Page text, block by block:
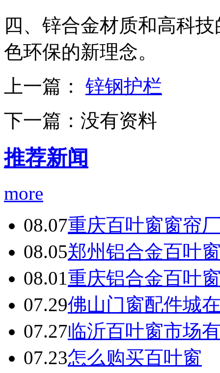
四、锌合金材质和高科
色环保的新理念。
上一篇： 锌钢护栏
下一篇： 没有资料
推荐新闻
more
08.07重庆百叶窗窗帘
08.05郑州铝合金百叶
08.01重庆铝合金百叶
07.29佛山门窗配件城
07.27临沂百叶窗市场
07.23怎么购买百叶窗